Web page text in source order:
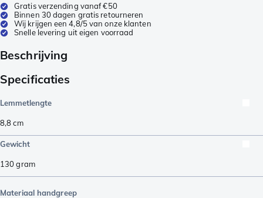
Gratis verzending vanaf €50
Binnen 30 dagen gratis retourneren
Wij krijgen een 4,8/5 van onze klanten
Snelle levering uit eigen voorraad
Beschrijving
Specificaties
Lemmetlengte
8,8cm
Gewicht
130gram
Materiaal handgreep